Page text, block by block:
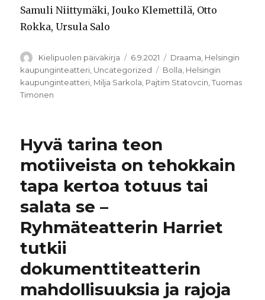
Samuli Niittymäki, Jouko Klemettilä, Otto
Rokka, Ursula Salo
Kirjoittaja
Kielipuolen päiväkirja Julkaistu
6.9.2021 Kategoriat
Draama Helsingin
kaupunginteatteri Uncategorized Avainsanat
Bolla Helsingin
kaupunginteatteri Milja Sarkola Pajtim Statovcin ,Tuomas
Timonen
Hyvä tarina teon
motiiveista on tehokkain
tapa kertoa totuus tai
salata se –
Ryhmäteatterin Harriet
tutkii
dokumenttiteatterin
mahdollisuuksia ja rajoja